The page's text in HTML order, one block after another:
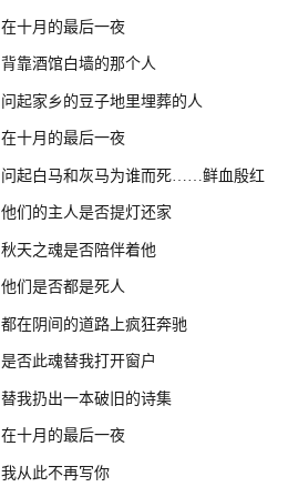
在十月的最后一夜
背靠酒馆白墙的那个人
问起家乡的豆子地里埋葬的人
在十月的最后一夜
问起白马和灰马为谁而死……鲜血殷红
他们的主人是否提灯还家
秋天之魂是否陪伴着他
他们是否都是死人
都在阴间的道路上疯狂奔驰
是否此魂替我打开窗户
替我扔出一本破旧的诗集
在十月的最后一夜
我从此不再写你